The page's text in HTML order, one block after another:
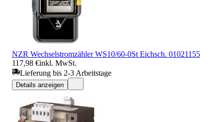
NZR Wechselstromzähler WS10/60-0St Eichsch. 01021155
117,98 €inkl. MwSt.
Lieferung bis 2-3 Arbeitstage
Details anzeigen